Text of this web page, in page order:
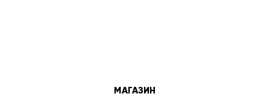
МАГАЗИН